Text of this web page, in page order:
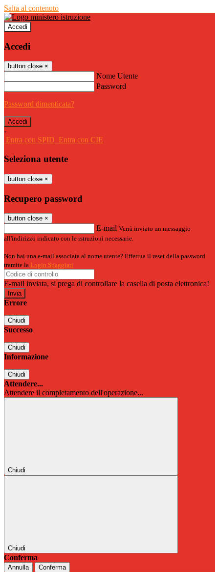
Salta al contenuto
Accedi
Accedi
button close ×
Nome Utente
Password
Password dimenticata?
-
Entra con SPID Entra con CIE
Seleziona utente
button close ×
Recupero password
button close ×
E-mail Verrà inviato un messaggio
all'indirizzo indicato con le istruzioni necessarie.
Non hai una e-mail associata al nome utente? Effettua il reset della password
tramite la Login Spaggiari
E-mail inviata, si prega di controllare la casella di posta elettronica!
Errore
Chiudi
Successo
Chiudi
Informazione
Chiudi
Attendere...
Attendere il completamento dell'operazione...
Chiudi
Chiudi
Conferma
Annulla Conferma